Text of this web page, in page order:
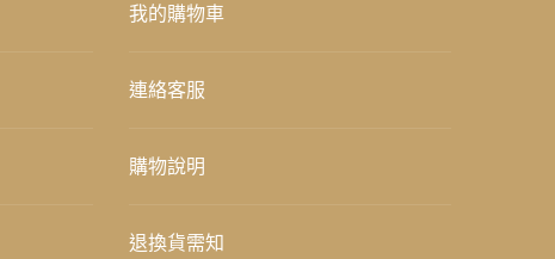
我的購物車
連絡客服
購物說明
退換貨需知